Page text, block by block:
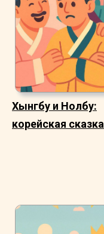
Хынгбу и Нолбу:
корейская сказка